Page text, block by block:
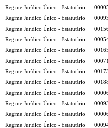
Regime Jurídico Único - Estatutário
Regime Jurídico Único - Estatutário
Regime Jurídico Único - Estatutário
Regime Jurídico Único - Estatutário
Regime Jurídico Único - Estatutário
Regime Jurídico Único - Estatutário
Regime Jurídico Único - Estatutário
Regime Jurídico Único - Estatutário
Regime Jurídico Único - Estatutário
Regime Jurídico Único - Estatutário
Regime Jurídico Único - Estatutário
Regime Jurídico Único - Estatutário